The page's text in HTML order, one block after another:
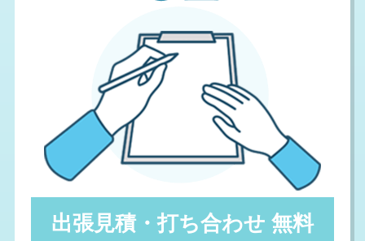
出張見積・打ち合わせ 無料